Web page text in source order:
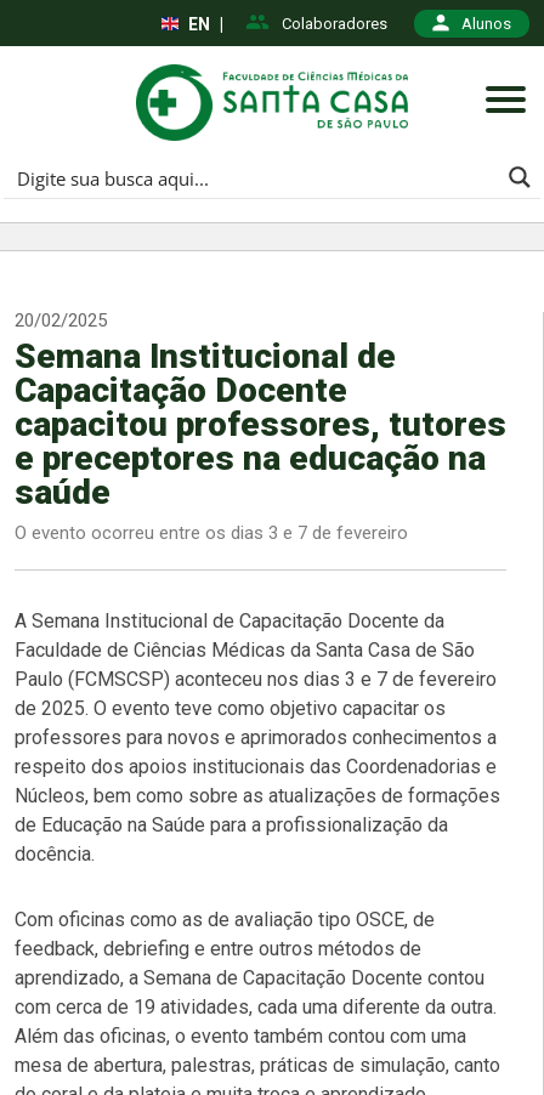
Colaboradores Alunos
EN
20/02/2025
Semana Institucional de
Capacitação Docente
capacitou professores, tutores
e preceptores na educação na
saúde
O evento ocorreu entre os dias 3 e 7 de fevereiro
A Semana Institucional de Capacitação Docente da
Faculdade de Ciências Médicas da Santa Casa de São
Paulo (FCMSCSP) aconteceu nos dias 3 e 7 de fevereiro
de 2025. O evento teve como objetivo capacitar os
professores para novos e aprimorados conhecimentos a
respeito dos apoios institucionais das Coordenadorias e
Núcleos, bem como sobre as atualizações de formações
de Educação na Saúde para a profissionalização da
docência.
Com oficinas como as de avaliação tipo OSCE, de
feedback, debriefing e entre outros métodos de
aprendizado, a Semana de Capacitação Docente contou
com cerca de 19 atividades, cada uma diferente da outra.
Além das oficinas, o evento também contou com uma
mesa de abertura, palestras, práticas de simulação, canto